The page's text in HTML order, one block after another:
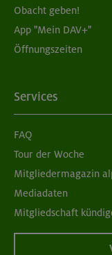
Obacht geben!
App "Mein DAV+"
Öffnungszeiten
Services
FAQ
Tour der Woche
Mitgliedermagazin
Mediadaten
Mitgliedschaft